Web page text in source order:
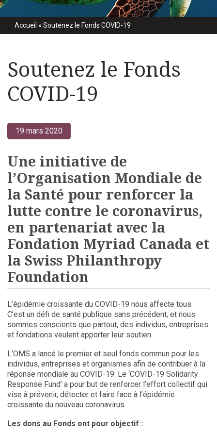
Accueil » Soutenez le Fonds COVID-19
Soutenez le Fonds
COVID-19
19 mars 2020
Une initiative de
l’Organisation Mondiale de
la Santé pour renforcer la
lutte contre le coronavirus,
en partenariat avec la
Fondation Myriad Canada et
la Swiss Philanthropy
Foundation
L’épidémie croissante du COVID-19 nous affecte tous.
C’est un défi de santé publique sans précédent, et nous
sommes conscients que partout, des individus, entreprises
et fondations veulent apporter leur soutien.
L’OMS a lancé le premier et seul fonds commun pour les
individus, entreprises et organismes afin de contribuer à la
réponse mondiale au COVID-19. Le ‘COVID-19 Solidarity
Response Fund’ a pour but de renforcer l’effort collectif qui
vise à prévenir, détecter et faire face à l’épidémie
croissante du nouveau coronavirus.
Les dons au Fonds ont pour objectif :